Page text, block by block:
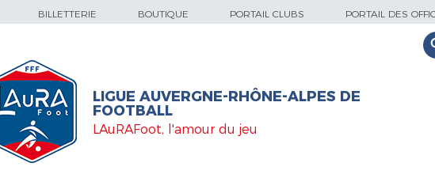
BILLETTERIE BOUTIQUE PORTAIL CLUBS PORTAIL DES
LIGUE AUVERGNE-RHÔNE-ALPES DE
FOOTBALL
LAuRAFoot, l'amour du jeu